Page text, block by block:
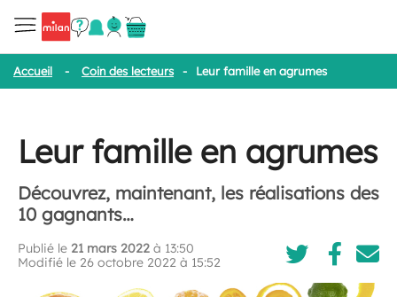
Accueil - Coin des lecteurs - Leur famille en agrumes
Leur famille en agrumes
Découvrez, maintenant, les réalisations des
10 gagnants…
Publié le 21 mars 2022 à 13:50
Modifié le 26 octobre 2022 à 15:52